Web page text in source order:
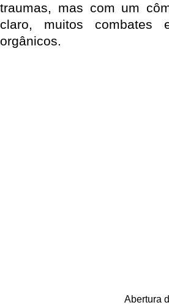
traumas, mas com um
claro, muitos combates
orgânicos.
Abertura